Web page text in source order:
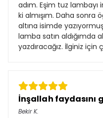
adım. Eşim tuz lambayı
ki almışım. Daha sonra
altına isimde
lamba satın aldığımda
yazdıracağız. İlginiz için
İnşallah faydasını
Bekir K.